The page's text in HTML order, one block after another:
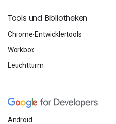
Tools und Bibliotheken
Chrome-Entwicklertools
Workbox
Leuchtturm
Android